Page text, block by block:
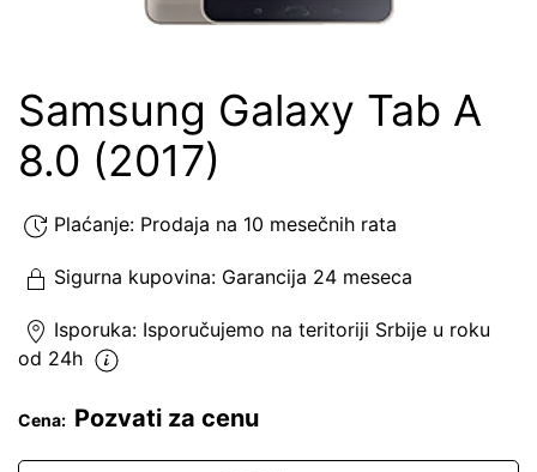
Samsung Galaxy Tab A
8.0 (2017)
Plaćanje: Prodaja na 10 mesečnih rata
Sigurna kupovina: Garancija 24 meseca
Isporuka: Isporučujemo na teritoriji Srbije u roku
od 24h
Cena: Pozvati za cenu